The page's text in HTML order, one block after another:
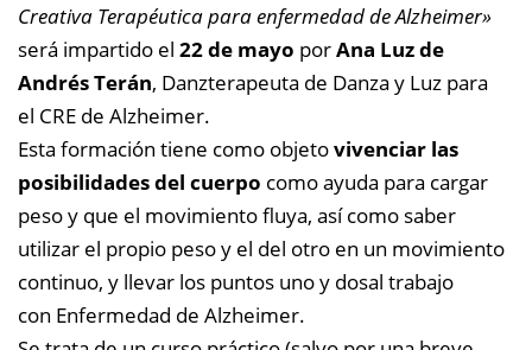
Creativa Terapéutica para enfermedad de Alzheimer»
será impartido el 22 de mayo porAna Luz de
Andrés Terán, Danzterapeuta de Danza y Luz para
el CRE de Alzheimer.
Esta formación tiene como objetovivenciar las
posibilidades del cuerpo como ayuda para cargar
peso y que el movimiento fluya, así como saber
utilizar el propio peso y el del otro en un movimiento
continuo, y llevar los puntos uno y dosal trabajo
con Enfermedad de Alzheimer.